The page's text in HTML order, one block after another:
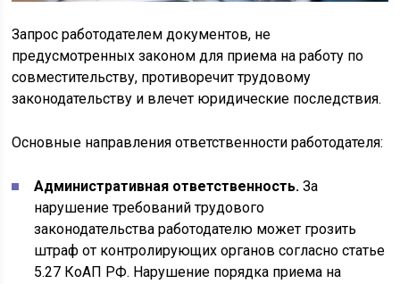
Запрос работодателем документов, не
предусмотренных законом для приема на работу по
совместительству, противоречит трудовому
законодательству и влечет юридические последствия.
Основные направления ответственности работодателя:
Административная ответственность. За
нарушение требований трудового
законодательства работодателю может грозить
штраф от контролирующих органов согласно статье
5.27 КоАП РФ. Нарушение порядка приема на